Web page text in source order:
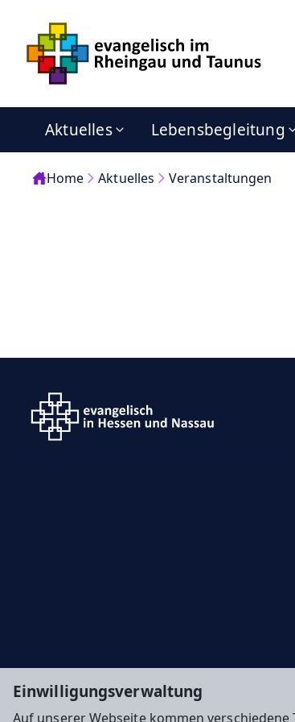
Einwilligungsverwaltung
Auf unserer Webseite kommen verschiedene
Aktuelles Lebensbegleitung
Home Aktuelles Veranstaltungen